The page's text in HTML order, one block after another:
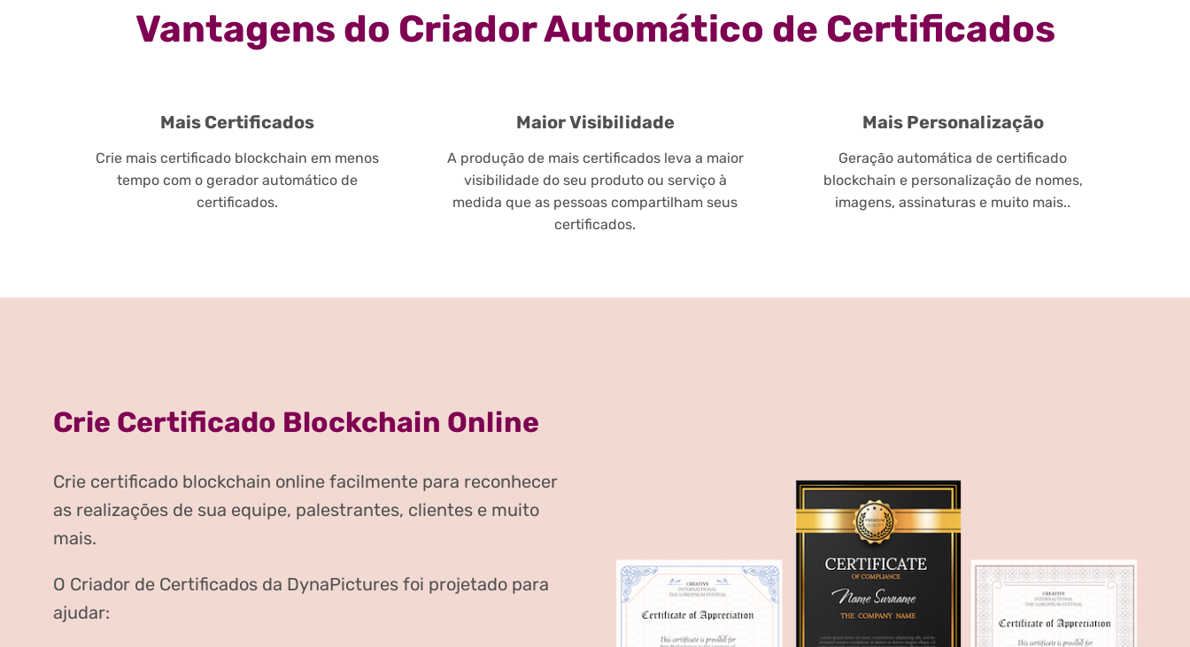
Vantagens do Criador Automático de Certificados
Mais Certificados
Crie mais certificado blockchain em menos
tempo com o gerador automático de
certificados.
Maior Visibilidade
A produção de mais certificados leva a maior
visibilidade do seu produto ou serviço à
medida que as pessoas compartilham seus
certificados.
Mais Personalização
Geração automática de certificado
blockchain e personalização de nomes,
imagens, assinaturas e muito mais..
Crie Certificado Blockchain Online
Crie certificado blockchain online facilmente para reconhecer
as realizações de sua equipe, palestrantes, clientes e muito
mais.
O Criador de Certificados da DynaPictures foi projetado para
ajudar: